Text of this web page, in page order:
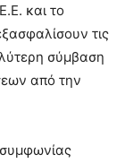
και το
τις
σύμβαση
από την